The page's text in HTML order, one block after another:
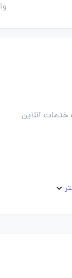
خدمات آنلاین